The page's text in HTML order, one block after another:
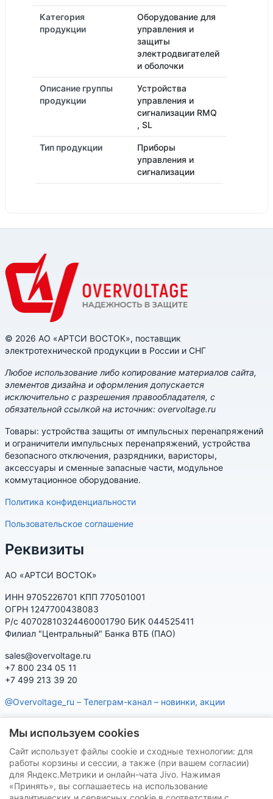
Категория
продукции
Оборудование для
управления и
защиты
электродвигателей
и оболочки
Описание группы
продукции
Устройства
управления и
сигнализации RMQ
, SL
Тип продукции
Приборы
управления и
сигнализации
© 2026 АО «АРТСИ ВОСТОК», поставщик
электротехнической продукции в России и СНГ
Любое использование либо копирование материалов сайта,
элементов дизайна и оформления допускается
исключительно с разрешения правообладателя, с
обязательной ссылкой на источник: overvoltage.ru
Товары: устройства защиты от импульсных перенапряжений
и ограничители импульсных перенапряжений, устройства
безопасного отключения, разрядники, варисторы,
аксессуары и сменные запасные части, модульное
коммутационное оборудование.
Политика конфиденциальности
Пользовательское соглашение
Реквизиты
АО «АРТСИ ВОСТОК»
ИНН 9705226701 КПП 770501001
ОГРН 1247700438083
Р/с 40702810324460001790 БИК 044525411
Филиал "Центральный" Банка ВТБ (ПАО)
sales@overvoltage.ru
+7 800 234 05 11
+7 499 213 39 20
@Overvoltage_ru – Телеграм-канал – новинки, акции
характеристики, наличие, подбор
Нашу продукцию Вы можете приобрести на маркетплейсах
Мы используем cookies
Сайт использует файлы cookie и сходные технологии: для
работы корзины и сессии, а также (при вашем согласии)
для Яндекс.Метрики и онлайн-чата Jivo. Нажимая
«Принять», вы соглашаетесь на использование